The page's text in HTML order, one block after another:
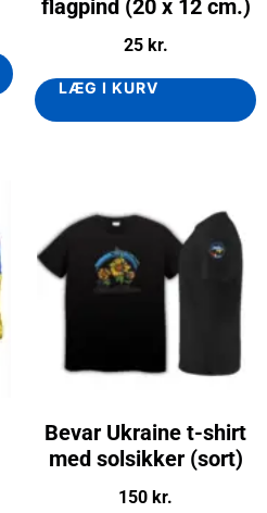
flagpind (20 x 12 cm.)
25 kr.
LÆG I KURV
Bevar Ukraine t-shirt
med solsikker (sort)
150 kr.